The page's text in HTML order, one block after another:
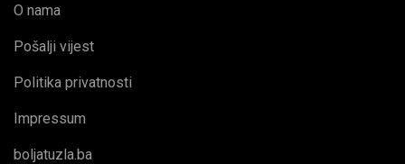
O nama
Pošalji vijest
Politika privatnosti
Impressum
boljatuzla.ba